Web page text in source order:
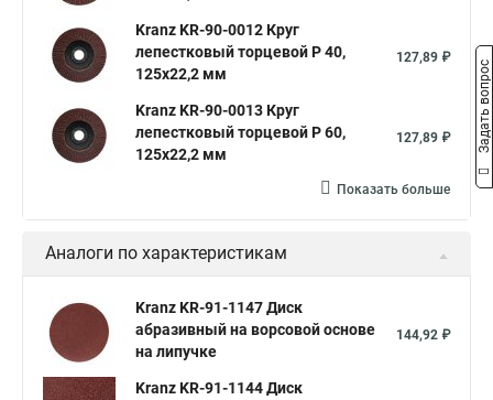
Kranz KR-90-0012 Круг
лепестковый торцевой P 40,
125х22,2 мм
127,89 ₽
Kranz KR-90-0013 Круг
лепестковый торцевой P 60,
125х22,2 мм
127,89 ₽
Показать больше
Аналоги по характеристикам
Kranz KR-91-1147 Диск
абразивный на ворсовой основе
на липучке
144,92 ₽
Kranz KR-91-1144 Диск
Задать вопрос